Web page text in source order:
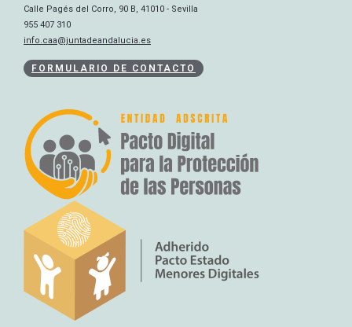
Calle Pagés del Corro, 90 B, 41010 - Sevilla
955 407 310
info.caa@juntadeandalucia.es
FORMULARIO DE CONTACTO